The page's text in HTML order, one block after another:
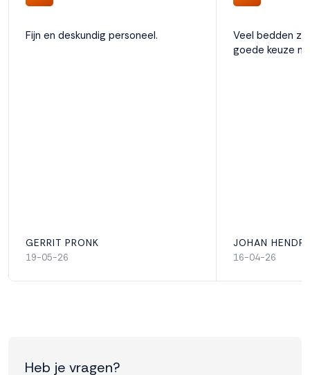
Fijn en deskundig personeel.
GERRIT PRONK
19-05-26
Veel bedden
goede keuze
JOHAN
16-04-26
Heb je vragen?